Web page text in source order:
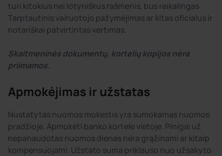
turi kitokius nei lotyniškus rašmenis, bus reikalingas
Tarptautinis vairuotojo pažymėjimas ar kitas oficialus ir
notariškai patvirtintas vertimas.
Skaitmeninės dokumentų, kortelių kopijos nėra
priimamos.
Apmokėjimas ir užstatas
Nustatytas nuomos mokestis yra sumokamas nuomos
pradžioje. Apmokėti banko kortele vietoje. Pinigai už
nepanaudotas nuomos dienas nėra grąžinami ar kitaip
kompensuojami. Užstato suma priklauso nuo užsakyto